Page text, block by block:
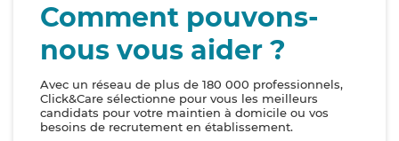
Comment pouvons-
nous vous aider ?
Avec un réseau de plus de 180 000 professionnels,
Click&Care sélectionne pour vous les meilleurs
candidats pour votre maintien à domicile ou vos
besoins de recrutement en établissement.